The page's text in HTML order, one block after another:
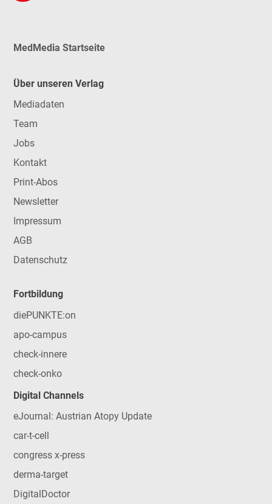
MedMedia Startseite
Über unseren Verlag
Mediadaten
Team
Jobs
Kontakt
Print-Abos
Newsletter
Impressum
AGB
Datenschutz
Fortbildung
diePUNKTE:on
apo-campus
check-innere
check-onko
Digital Channels
eJournal: Austrian Atopy Update
car-t-cell
congress x-press
derma-target
DigitalDoctor